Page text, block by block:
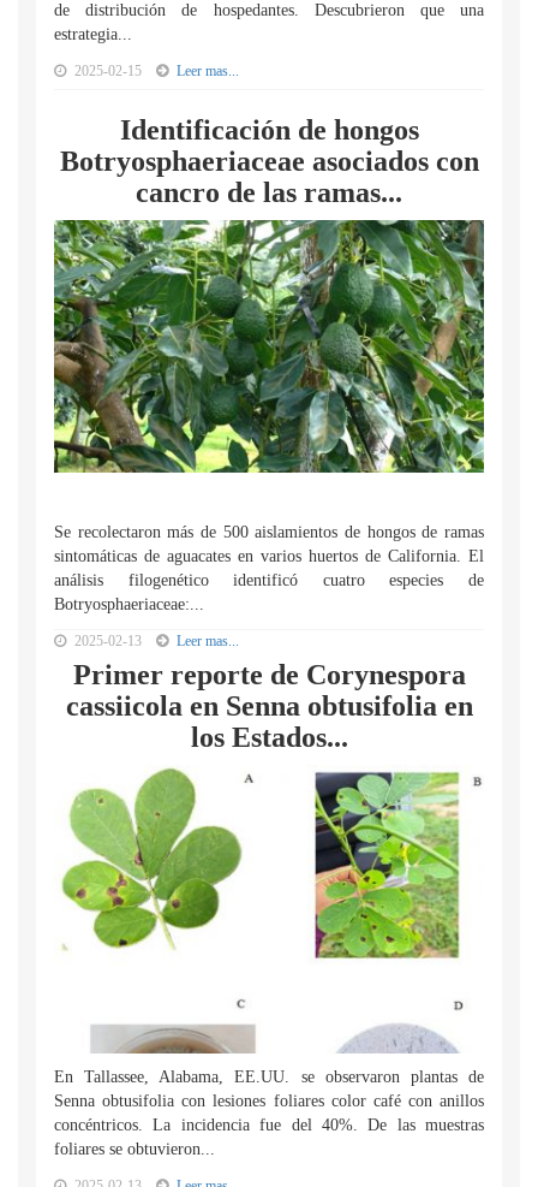
de distribución de hospedantes. Descubrieron que una
estrategia...
2025-02-15 Leer mas...
Identificación de hongos
Botryosphaeriaceae asociados con
cancro de las ramas...
Se recolectaron más de 500 aislamientos de hongos de ramas
sintomáticas de aguacates en varios huertos de California. El
análisis filogenético identificó cuatro especies de
Botryosphaeriaceae:...
2025-02-13 Leer mas...
Primer reporte de Corynespora
cassiicola en Senna obtusifolia en
los Estados...
En Tallassee, Alabama, EE.UU. se observaron plantas de
Senna obtusifolia con lesiones foliares color café con anillos
concéntricos. La incidencia fue del 40%. De las muestras
foliares se obtuvieron...